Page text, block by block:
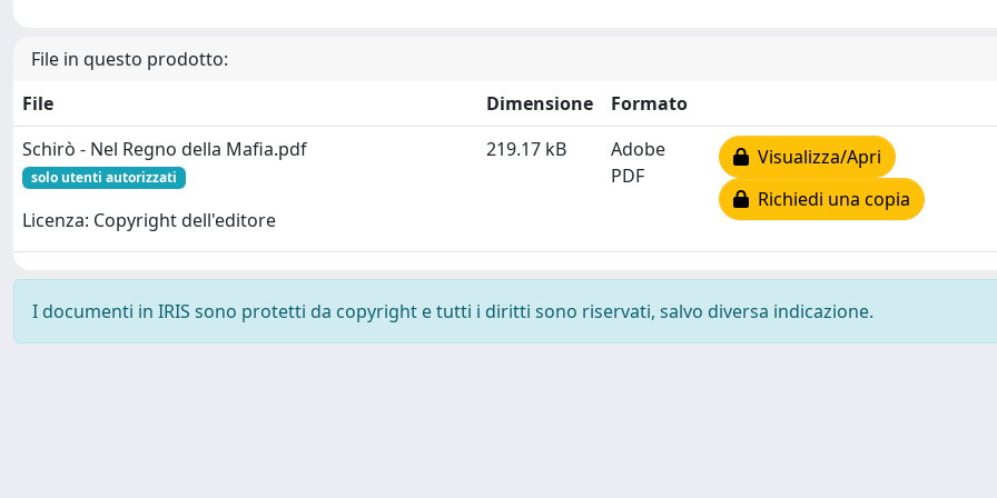
File in questo prodotto:
File
Dimensione
Formato
Schirò - Nel Regno della Mafia.pdf
solo utenti autorizzati
Licenza: Copyright dell'editore
219.17 kB
Adobe
PDF
Visualizza/Apri
Richiedi una copia
I documenti in IRIS sono protetti da copyright e tutti i diritti sono riservati, salvo diversa indicazione.